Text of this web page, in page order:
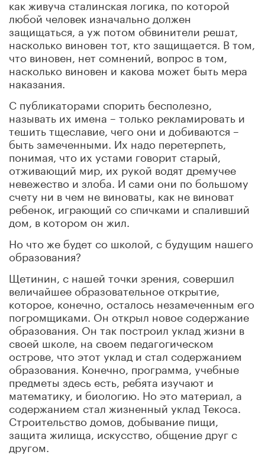
как живуча сталинская логика, по которой
любой человек изначально должен
защищаться, а уж потом обвинители решат,
насколько виновен тот, кто защищается. В том,
что виновен, нет сомнений, вопрос в том,
насколько виновен и какова может быть мера
наказания.
С публикаторами спорить бесполезно,
называть их имена – только рекламировать и
тешить тщеславие, чего они и добиваются –
быть замеченными. Их надо перетерпеть,
понимая, что их устами говорит старый,
отживающий мир, их рукой водят дремучее
невежество и злоба. И сами они по большому
счету ни в чем не виноваты, как не виноват
ребенок, играющий со спичками и спаливший
дом, в котором он жил.
Но что же будет со школой, с будущим нашего
образования?
Щетинин, с нашей точки зрения, совершил
величайшее образовательное открытие,
которое, конечно, осталось незамеченным его
погромщиками. Он открыл новое содержание
образования. Он так построил уклад жизни в
своей школе, на своем педагогическом
острове, что этот уклад и стал содержанием
образования. Конечно, программа, учебные
предметы здесь есть, ребята изучают и
математику, и биологию. Но это материал, а
содержанием стал жизненный уклад Текоса.
Строительство домов, добывание пищи,
защита жилища, искусство, общение друг с
другом.